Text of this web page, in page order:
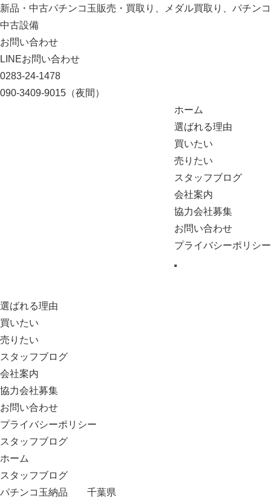
新品・中古パチンコ玉販売・買取り、メダル買取り、パチンコ
中古設備
お問い合わせ
LINEお問い合わせ
0283-24-1478
090-3409-9015 （夜間）
ホーム
選ばれる理由
買いたい
売りたい
スタッフブログ
会社案内
協力会社募集
お問い合わせ
プライバシーポリシー
選ばれる理由
買いたい
売りたい
スタッフブログ
会社案内
協力会社募集
お問い合わせ
プライバシーポリシー
スタッフブログ
ホーム
スタッフブログ
パチンコ玉納品 千葉県